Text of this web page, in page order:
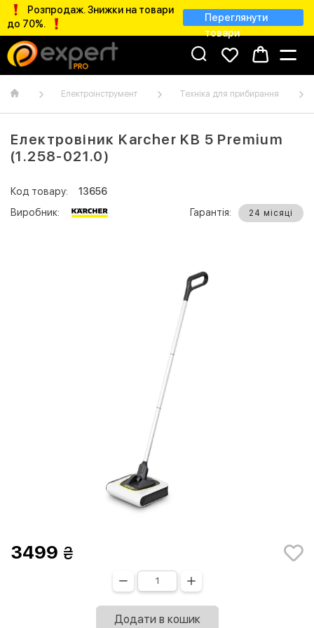
Розпродаж. Знижки на товари
до 70%.
Переглянути
товари
Електроінструмент Техніка для прибирання
Електровіник Karcher KB 5 Premium
(1.258-021.0)
Код товару:
13656
Виробник:
Гарантія: 24 місяці
3499
Додати в кошик